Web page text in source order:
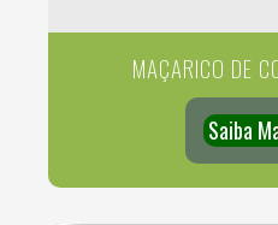
MAÇARICO DE
Saiba